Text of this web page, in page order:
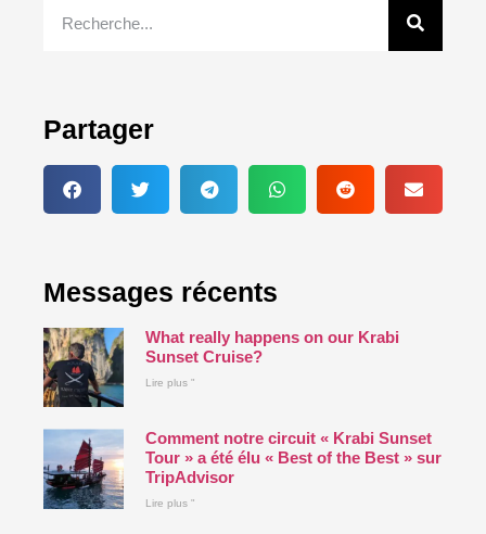
Partager
Messages récents
What really happens on our Krabi
Sunset Cruise?
Lire plus "
Comment notre circuit « Krabi Sunset
Tour » a été élu « Best of the Best » sur
TripAdvisor
Lire plus "